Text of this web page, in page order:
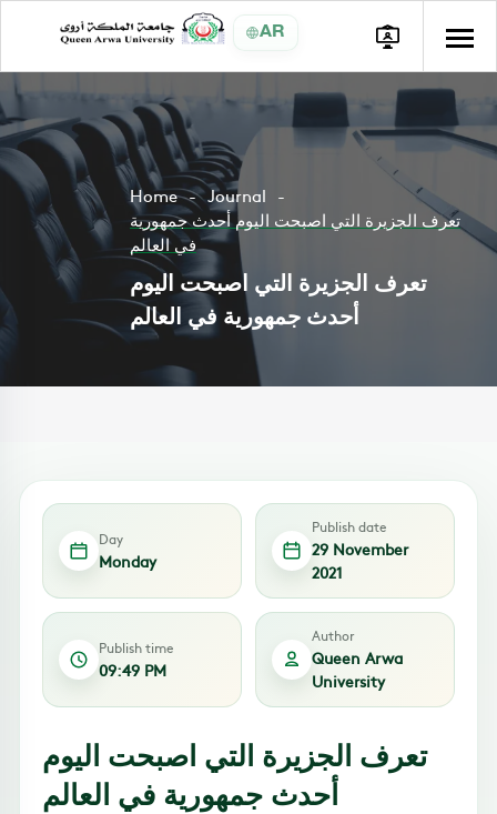
AR
Home
Journal
تعرف الجزيرة التي اصبحت اليوم أحدث جمهورية
في العالم
تعرف الجزيرة التي اصبحت اليوم
أحدث جمهورية في العالم
Day
Monday
Publish date
29 November
2021
Publish time
09:49 PM
Author
Queen Arwa
University
تعرف الجزيرة التي اصبحت اليوم
أحدث جمهورية في العالم